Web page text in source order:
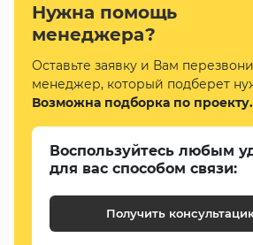
Нужна помощь
менеджера?
Оставьте заявку и Вам
менеджер, который подберет
Возможна подборка по проекту.
Воспользуйтесь любым
для вас способом связи:
Получить